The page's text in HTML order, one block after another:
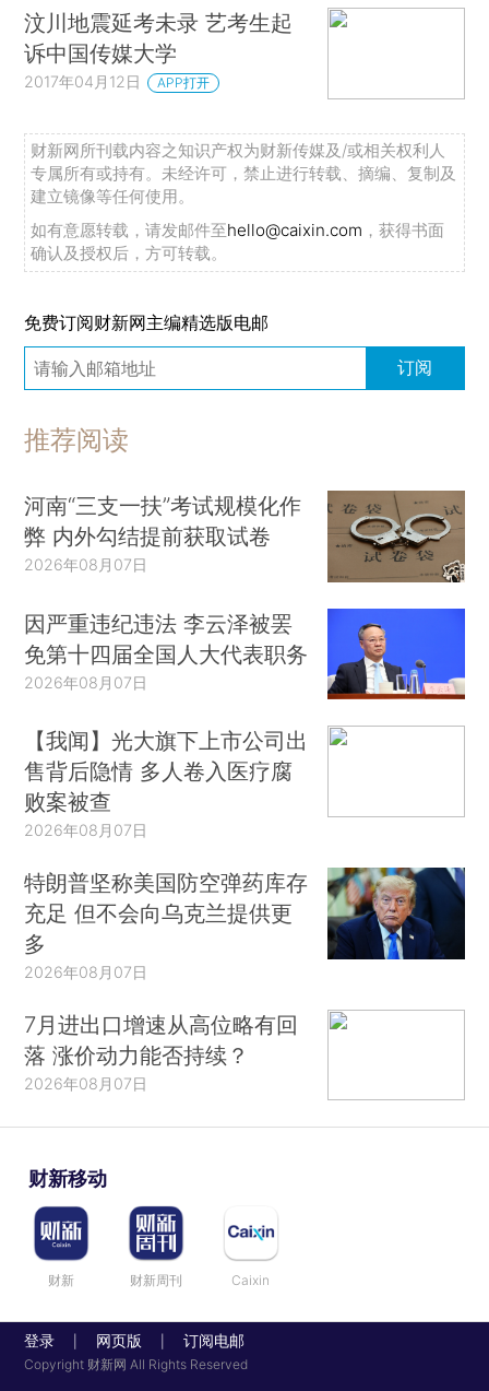
汶川地震延考未录 艺考生起
诉中国传媒大学
2017年04月12日 APP打开
财新网所刊载内容之知识产权为财新传媒及/或相关权利人
专属所有或持有。未经许可，禁止进行转载、摘编、复制及
建立镜像等任何使用。
如有意愿转载，请发邮件至hello@caixin.com ，获得书面
确认及授权后，方可转载。
免费订阅财新网主编精选版电邮
订阅
推荐阅读
河南“三支一扶”考试规模化作
弊 内外勾结提前获取试卷
2026年08月07日
因严重违纪违法 李云泽被罢
免第十四届全国人大代表职务
2026年08月07日
【我闻】光大旗下上市公司出
售背后隐情 多人卷入医疗腐
败案被查
2026年08月07日
特朗普坚称美国防空弹药库存
充足 但不会向乌克兰提供更
多
2026年08月07日
7月进出口增速从高位略有回
落 涨价动力能否持续？
2026年08月07日
财新移动
财新 财新周刊 Caixin
登录 网页版 订阅电邮
Copyright 财新网 All Rights Reserved